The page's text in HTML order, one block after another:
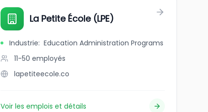
La Petite École (LPE)
Industrie: Education Administration Programs
11-50 employés
lapetiteecole.co
Voir les emplois et détails